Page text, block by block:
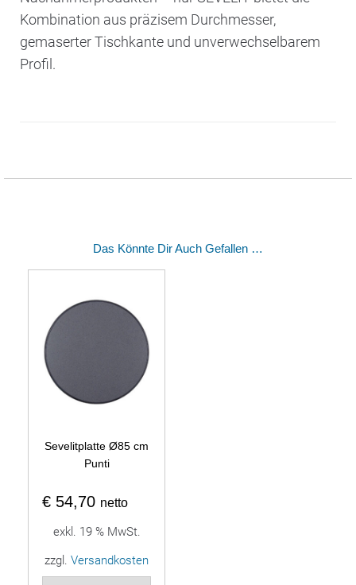
Kombination aus präzisem Durchmesser,
gemaserter Tischkante und unverwechselbarem
Profil.
Das Könnte Dir Auch Gefallen …
Sevelitplatte Ø85 cm
Punti
€ 54,70 netto
exkl. 19 % MwSt.
zzgl. Versandkosten